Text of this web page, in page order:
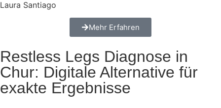
Laura Santiago
Mehr Erfahren
Restless Legs Diagnose in
Chur: Digitale Alternative für
exakte Ergebnisse